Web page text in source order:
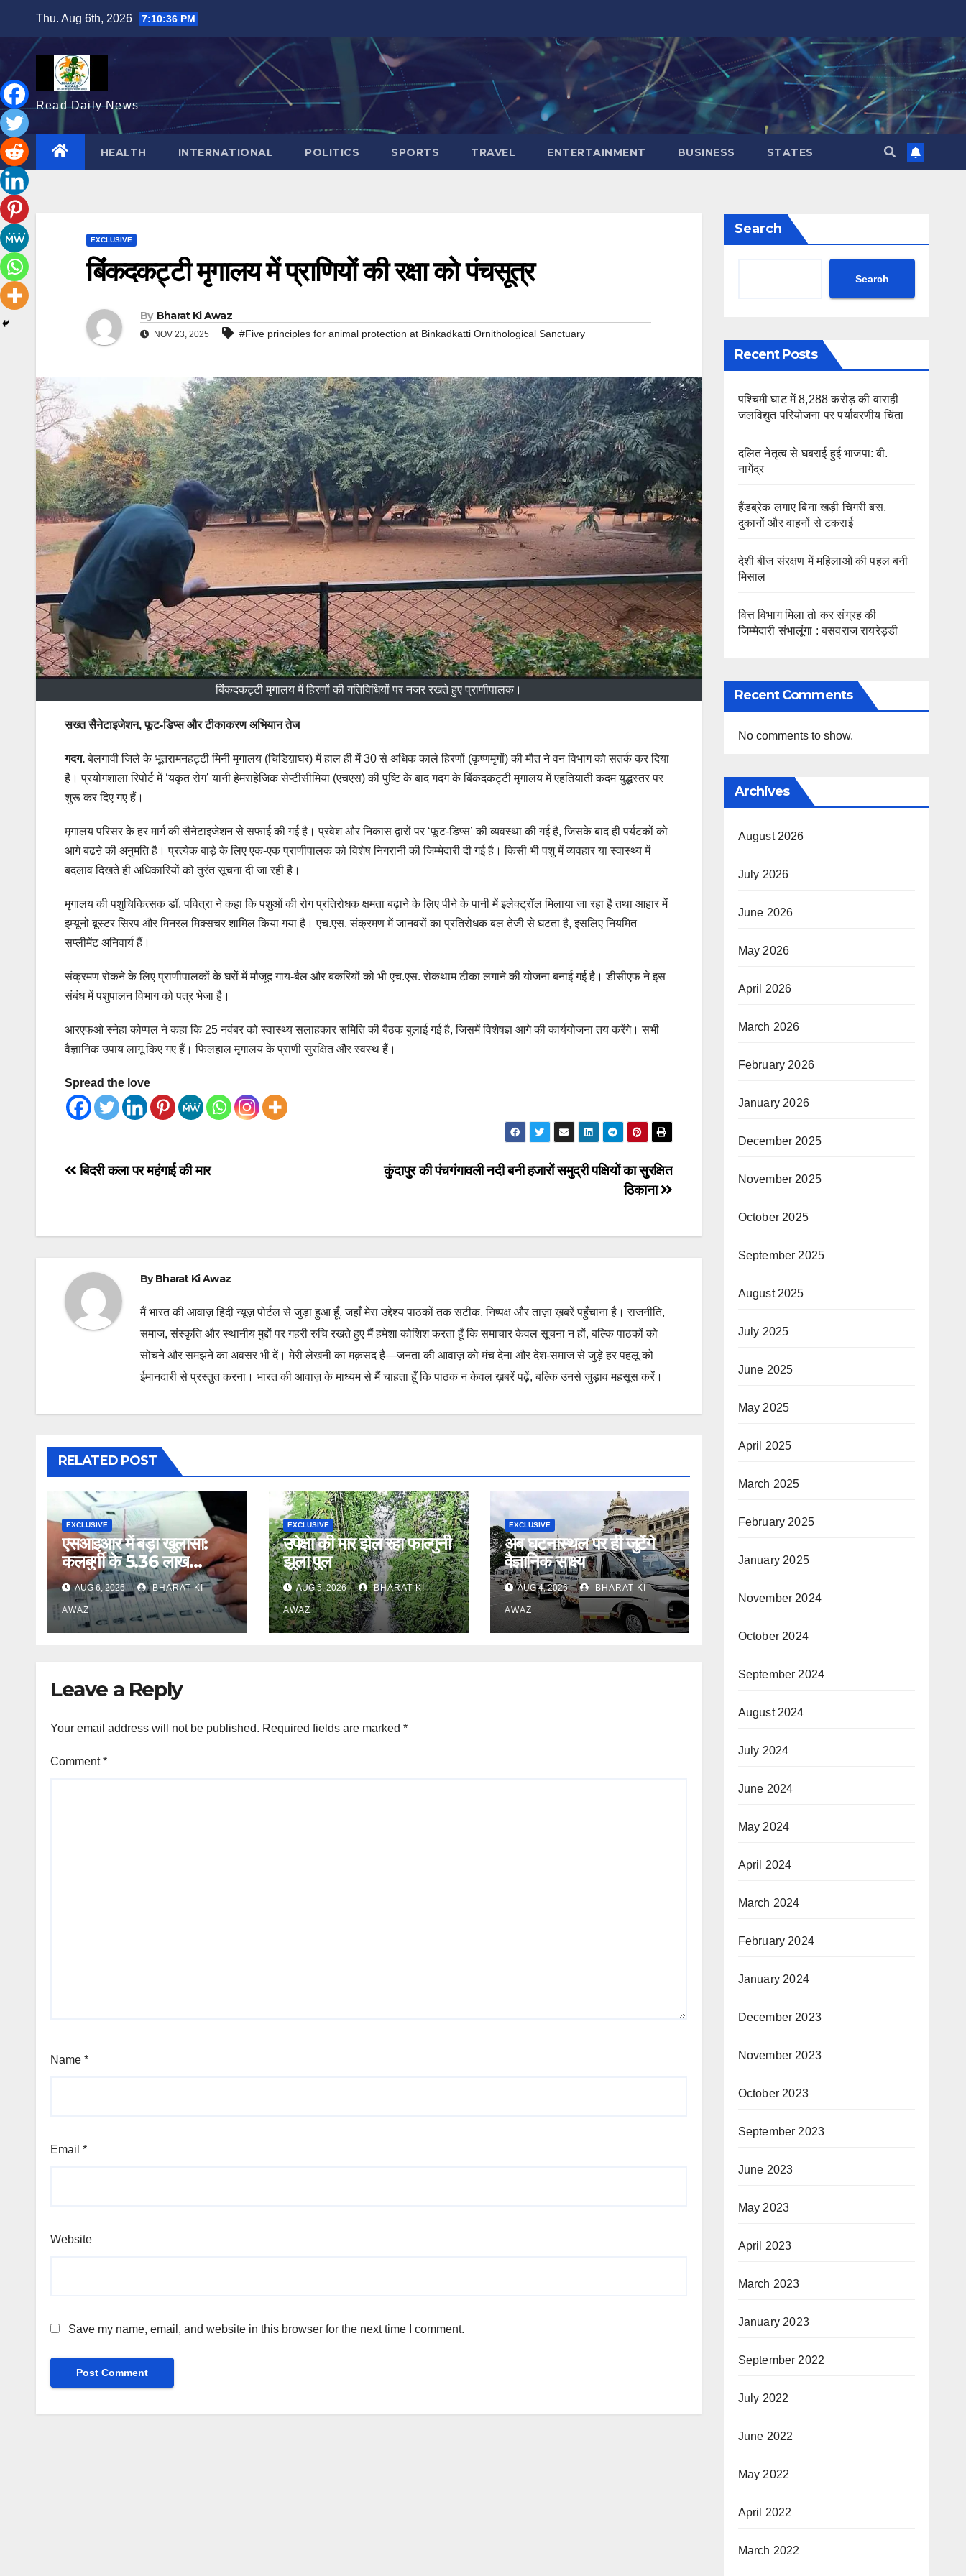
content
Thu. Aug 6th, 2026 7:10:37 PM
Read Daily News
HEALTH INTERNATIONAL POLITICS SPORTS TRAVEL ENTERTAINMENT BUSINESS STATES
EXCLUSIVE
बिंंकदकट्टी मृगालय में प्राणियों की रक्षा को पंचसूत्र
By Bharat Ki Awaz
NOV 23, 2025 #Five principles for animal protection at Binkadkatti Ornithological Sanctuary
बिंंकदकट्टी मृगालय में हिरणों की गतिविधियों पर नजर रखते हुए प्राणीपालक।
सख्त सैनेटाइजेशन, फूट-डिप्स और टीकाकरण अभियान तेज
गदग.बेलगावी जिले के भूतरामनहट्टी मिनी मृगालय (चिडिय़ाघर) में हाल ही में 30 से अधिक काले हिरणों (कृष्णमृगों) की मौत ने वन विभाग को सतर्क कर दिया
है। प्रयोगशाला रिपोर्ट में ‘यकृत रोग’ यानी हेमराहेजिक सेप्टीसीमिया (एचएस) की पुष्टि के बाद गदग के बिंंकदकट्टी मृगालय में एहतियाती कदम युद्धस्तर पर
शुरू कर दिए गए हैं।
मृगालय परिसर के हर मार्ग की सैनेटाइजेशन से सफाई की गई है। प्रवेश और निकास द्वारों पर ‘फूट-डिप्स’ की व्यवस्था की गई है, जिसके बाद ही पर्यटकों को
आगे बढऩे की अनुमति है। प्रत्येक बाड़े के लिए एक-एक प्राणीपालक को विशेष निगरानी की जिम्मेदारी दी गई है। किसी भी पशु में व्यवहार या स्वास्थ्य में
बदलाव दिखते ही अधिकारियों को तुरंत सूचना दी जा रही है।
मृगालय की पशुचिकित्सक डॉ. पवित्रा ने कहा कि पशुओं की रोग प्रतिरोधक क्षमता बढ़ाने के लिए पीने के पानी में इलेक्ट्रॉल मिलाया जा रहा है तथा आहार में
इम्यूनो बूस्टर सिरप और मिनरल मिक्सचर शामिल किया गया है। एच.एस. संक्रमण में जानवरों का प्रतिरोधक बल तेजी से घटता है, इसलिए नियमित
सप्लीमेंट अनिवार्य हैं।
संक्रमण रोकने के लिए प्राणीपालकों के घरों में मौजूद गाय-बैल और बकरियों को भी एच.एस. रोकथाम टीका लगाने की योजना बनाई गई है। डीसीएफ ने इस
संबंध में पशुपालन विभाग को पत्र भेजा है।
आरएफओ स्नेहा कोप्पल ने कहा कि 25 नवंबर को स्वास्थ्य सलाहकार समिति की बैठक बुलाई गई है, जिसमें विशेषज्ञ आगे की कार्ययोजना तय करेंगे। सभी
वैज्ञानिक उपाय लागू किए गए हैं। फिलहाल मृगालय के प्राणी सुरक्षित और स्वस्थ हैं।
Spread the love
Post
कुंदापुर की पंचगंगावली नदी बनी हजारों समुद्री पक्षियों का सुरक्षित
ठिकाना
बिदरी कला पर महंगाई की मार
ByBharat Ki Awaz
मैं भारत की आवाज़ हिंदी न्यूज़ पोर्टल से जुड़ा हुआ हूँ, जहाँ मेरा उद्देश्य पाठकों तक सटीक, निष्पक्ष और ताज़ा ख़बरें पहुँचाना है। राजनीति,
समाज, संस्कृति और स्थानीय मुद्दों पर गहरी रुचि रखते हुए मैं हमेशा कोशिश करता हूँ कि समाचार केवल सूचना न हों, बल्कि पाठकों को
सोचने और समझने का अवसर भी दें। मेरी लेखनी का मक़सद है—जनता की आवाज़ को मंच देना और देश-समाज से जुड़े हर पहलू को
ईमानदारी से प्रस्तुत करना। भारत की आवाज़ के माध्यम से मैं चाहता हूँ कि पाठक न केवल ख़बरें पढ़ें, बल्कि उनसे जुड़ाव महसूस करें।
RELATED POST
EXCLUSIVE
एसआइआर में बड़ा खुलासा:
कलबुर्गी के 5.36 लाख
मतदाता मिसिंग
AUG 6, 2026 BHARAT KI
AWAZ
EXCLUSIVE
उपेक्षा की मार झेल रहा फाल्गुनी
झूला पुल
AUG 5, 2026 BHARAT KI
AWAZ
EXCLUSIVE
अब घटनास्थल पर ही जुटेंगे
वैज्ञानिक साक्ष्य
AUG 4, 2026 BHARAT KI
AWAZ
Leave a Reply
Your email address will not be published. Required fields are marked *
Comment*
Name *
Email *
Website
Save my name, email, and website in this browser for the next time I comment.
Search
Search
Recent Posts
पश्चिमी घाट में 8,288 करोड़ की वाराही
जलविद्युत परियोजना पर पर्यावरणीय चिंता
दलित नेतृत्व से घबराई हुई भाजपा: बी.
नागेंद्र
हैंडब्रेक लगाए बिना खड़ी चिगरी बस,
दुकानों और वाहनों से टकराई
देशी बीज संरक्षण में महिलाओं की पहल बनी
मिसाल
वित्त विभाग मिला तो कर संग्रह की
जिम्मेदारी संभालूंगा : बसवराज रायरेड्डी
Recent Comments
No comments to show.
Archives
August 2026
July 2026
June 2026
May 2026
April 2026
March 2026
February 2026
January 2026
December 2025
November 2025
October 2025
September 2025
August 2025
July 2025
June 2025
May 2025
April 2025
March 2025
February 2025
January 2025
November 2024
October 2024
September 2024
August 2024
July 2024
June 2024
May 2024
April 2024
March 2024
February 2024
January 2024
December 2023
November 2023
October 2023
September 2023
June 2023
May 2023
April 2023
March 2023
January 2023
September 2022
July 2022
June 2022
May 2022
April 2022
March 2022